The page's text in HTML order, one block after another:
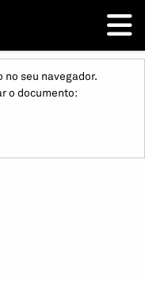
no seu navegador.
o documento: